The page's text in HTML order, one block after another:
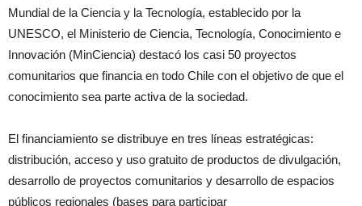
Mundial de la Ciencia y la Tecnología, establecido por la
UNESCO, el Ministerio de Ciencia, Tecnología, Conocimiento e
Innovación (MinCiencia) destacó los casi 50 proyectos
comunitarios que financia en todo Chile con el objetivo de que el
conocimiento sea parte activa de la sociedad.
El financiamiento se distribuye en tres líneas estratégicas:
distribución, acceso y uso gratuito de productos de divulgación,
desarrollo de proyectos comunitarios y desarrollo de espacios
públicos regionales (bases para participar